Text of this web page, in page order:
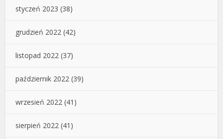
styczeń 2023 (38)
grudzień 2022 (42)
listopad 2022 (37)
październik 2022 (39)
wrzesień 2022 (41)
sierpień 2022 (41)